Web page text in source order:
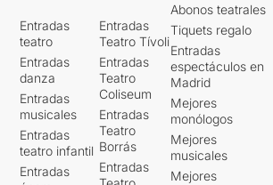
Entradas
teatro
Entradas
danza
Entradas
musicales
Entradas
teatro infantil
Entradas
Entradas
Teatro Tívoli
Entradas
Teatro
Coliseum
Entradas
Teatro
Borrás
Entradas
Abonos teatrales
Tiquets regalo
Entradas
espectáculos en
Madrid
Mejores
monólogos
Mejores
musicales
Mejores